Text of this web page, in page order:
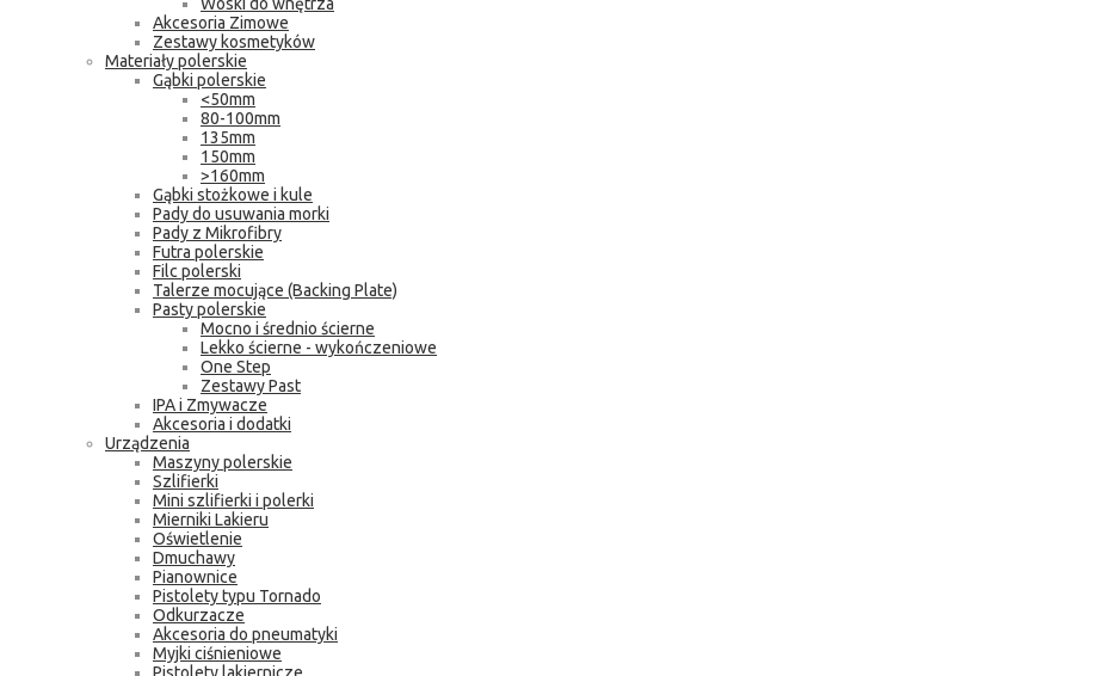
Akcesoria Zimowe
Zestawy kosmetyków
Materiały polerskie
Gąbki polerskie
<50mm
80-100mm
135mm
150mm
>160mm
Gąbki stożkowe i kule
Pady do usuwania morki
Pady z Mikrofibry
Futra polerskie
Filc polerski
Talerze mocujące (Backing Plate)
Pasty polerskie
Mocno i średnio ścierne
Lekko ścierne - wykończeniowe
One Step
Zestawy Past
IPA i Zmywacze
Akcesoria i dodatki
Urządzenia
Maszyny polerskie
Szlifierki
Mini szlifierki i polerki
Mierniki Lakieru
Oświetlenie
Dmuchawy
Pianownice
Pistolety typu Tornado
Odkurzacze
Akcesoria do pneumatyki
Myjki ciśnieniowe